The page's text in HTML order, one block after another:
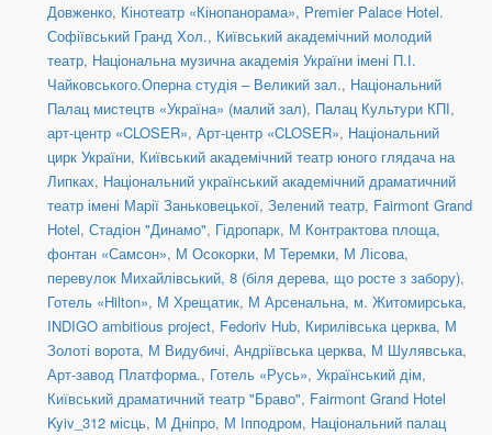
Довженко, Кінотеатр «Кінопанорама», Premier Palace Hotel.
Софіївський Гранд Хол., Київський академічний молодий
театр, Національна музична академія України імені П.І.
Чайковського.Оперна студія – Великий зал., Національний
Палац мистецтв «Україна» (малий зал), Палац Культури КПІ,
арт-центр «CLOSER», Арт-центр «CLOSER», Національний
цирк України, Київський академічний театр юного глядача на
Липках, Національний український академічний драматичний
театр імені Марії Заньковецької, Зелений театр, Fairmont Grand
Hotel, Стадіон "Динамо", Гідропарк, М Контрактова площа,
фонтан «Самсон», М Осокорки, М Теремки, М Лісова,
перевулок Михайлівський, 8 (біля дерева, що росте з забору),
Готель «Hilton», М Хрещатик, М Арсенальна, м. Житомирська,
INDIGO ambitious project, Fedoriv Hub, Кирилівська церква, М
Золоті ворота, М Видубичі, Андріївська церква, М Шулявська,
Арт-завод Платформа., Готель «Русь», Український дім,
Київський драматичний театр "Браво", Fairmont Grand Hotel
Kyiv_312 місць, М Дніпро, М Іпподром, Національний палац